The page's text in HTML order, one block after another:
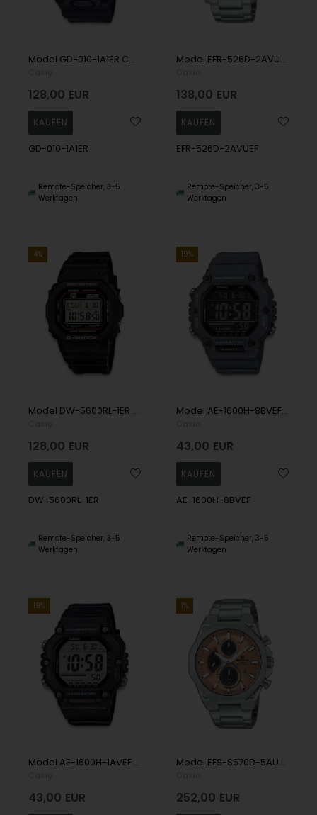
Model GD-010-1A1ER Casio G-Shock Quartz Herren uhr
128,00 EUR
GD-010-1A1ER
Remote-Speicher, 3-5
Werktagen
Model EFR-526D-2AVUEF Casio Edifice Quartz Herren uhr
138,00 EUR
EFR-526D-2AVUEF
Remote-Speicher, 3-5
Werktagen
4%
Model DW-5600RL-1ER Casio G-Shock Quartz Herren uhr
128,00 EUR
DW-5600RL-1ER
Remote-Speicher, 3-5
Werktagen
19%
Model AE-1600H-8BVEF Casio Timeless Quartz Herren uhr
43,00 EUR
AE-1600H-8BVEF
Remote-Speicher, 3-5
Werktagen
19%
Model AE-1600H-1AVEF Casio Timeless Quartz Herren uhr
43,00 EUR
1%
Model EFS-S570D-5AUEF Casio Edifice Quartz Herren uhr
252,00 EUR